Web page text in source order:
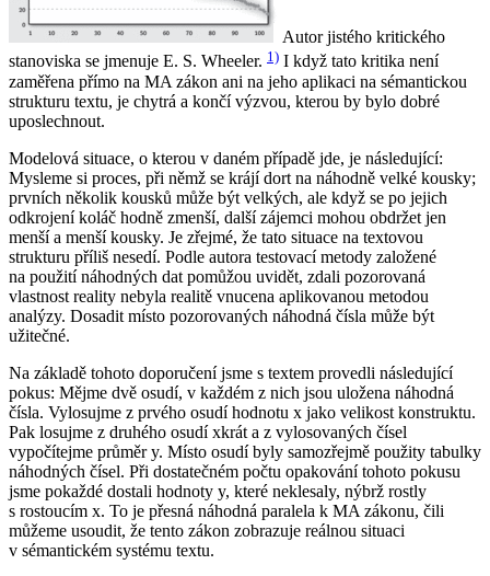
Autor jistého kritického
stanoviska se jmenuje E. S. Wheeler. 1) I když tato kritika není
zaměřena přímo na MA zákon ani na jeho aplikaci na sémantickou
strukturu textu, je chytrá a končí výzvou, kterou by bylo dobré
uposlechnout.
Modelová situace, o kterou v daném případě jde, je následující:
Mysleme si proces, při němž se krájí dort na náhodně velké kousky;
prvních několik kousků může být velkých, ale když se po jejich
odkrojení koláč hodně zmenší, další zájemci mohou obdržet jen
menší a menší kousky. Je zřejmé, že tato situace na textovou
strukturu příliš nesedí. Podle autora testovací metody založené
na použití náhodných dat pomůžou uvidět, zdali pozorovaná
vlastnost reality nebyla realitě vnucena aplikovanou metodou
analýzy. Dosadit místo pozorovaných náhodná čísla může být
užitečné.
Na základě tohoto doporučení jsme s textem provedli následující
pokus: Mějme dvě osudí, v každém z nich jsou uložena náhodná
čísla. Vylosujme z prvého osudí hodnotu x jako velikost konstruktu.
Pak losujme z druhého osudíxkrát a z vylosovaných čísel
vypočítejme průměry. Místo osudí byly samozřejmě použity tabulky
náhodných čísel. Při dostatečném počtu opakování tohoto pokusu
jsme pokaždé dostali hodnoty y, které neklesaly, nýbrž rostly
s rostoucím x. To je přesná náhodná paralela k MA zákonu, čili
můžeme usoudit, že tento zákon zobrazuje reálnou situaci
v sémantickém systému textu.